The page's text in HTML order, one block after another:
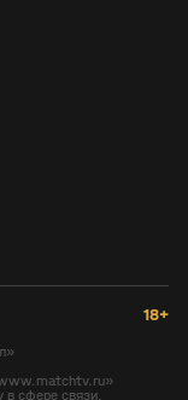
18+
в сфере связи,